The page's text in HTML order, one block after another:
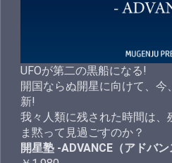
UFOが第二の黒船になる!
開国ならぬ開星に向けて、
新!
我々人類に残された時間は、
ま黙って見過ごすのか？
開星塾 -ADVANCE（アドバ